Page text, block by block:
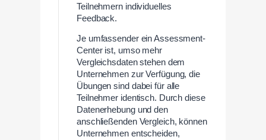
Teilnehmern individuelles
Feedback.
Je umfassender ein Assessment-
Center ist, umso mehr
Vergleichsdaten stehen dem
Unternehmen zur Verfügung, die
Übungen sind dabei für alle
Teilnehmer identisch. Durch diese
Datenerhebung und den
anschließenden Vergleich, können
Unternehmen entscheiden,